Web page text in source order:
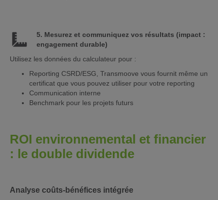
5. Mesurez et communiquez vos résultats (impact :
engagement durable)
Utilisez les données du calculateur pour :
Reporting CSRD/ESG, Transmoove vous fournit même un
certificat que vous pouvez utiliser pour votre reporting
Communication interne
Benchmark pour les projets futurs
ROI environnemental et financier
: le double dividende
Analyse coûts-bénéfices intégrée